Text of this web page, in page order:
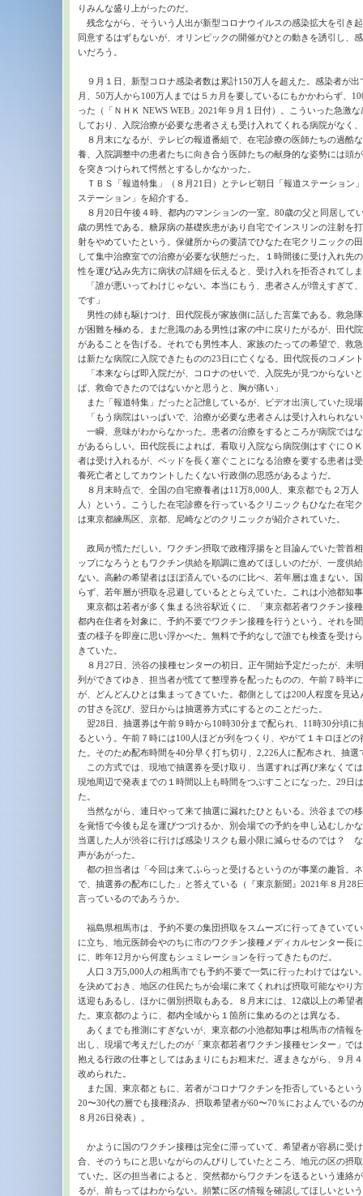
りみんな盛り上がったのだ。
残念ながら、そういう人出が新型コロナウイルスの感染拡大を引き
同意するはずもないが、オリンピックの開催がひとの動きを誘引し、
いだろう。
９月１日、新型コロナ感染者数は累計150万人を超えた。感染者が出
月、50万人から100万人までは５カ月を要しているにもかかわらず、
った（「ＮＨＫ NEWS WEB」2021年９月１日付）。こういった急激
しており、入院治療が必要な患者さえも受け入れてくれる病院がなく
８月末になるが、テレビの報道番組で、在宅診療の医師たちの過酷
養、入院調整中の患者たちに向き合う医師たちの献身的な姿勢には頭
を突きつけられて愕然とするしかなかった。
ＴＢＳ「報道特集」（８月21日）とテレビ朝日「報道ステーション
ステーション」を紹介する。
８月20日午後４時、都内のマンションの一室。80歳の父と同居して
歳の男性である。糖尿病の基礎疾患があり自宅でインスリンの注射を
射をやめていたという。保健所からの要請でひなた在宅クリニックの
して集中治療室での治療が必要な状態だった。１時間後に受け入れ先
性を運び込み先方に病状の詳細を伝えると、受け入れを拒否されてし
「誰が悪いってわけじゃない。本当にもう、患者さんが増えすぎて
です」
男性の姉も駆けつけ、田代院長が家族側に話した言葉である。救急
が困難を極める。まだ意識のある男性は家の中に戻りたがるが、田代
があることを告げる。それでも男性本人、家族のたっての希望で、救
は新たな病院に入院できたものの23日に亡くなる。田代院長のコメン
「本来ならば即入院だが、コロナのせいで、入院先が見つからない
ば、救命できたのではないかと思うと、胸が痛い」
また「報道特集」だったと記憶しているが、ビデオ出演していた現
「もう病院はいっぱいで、治療が必要な患者さんは受け入れられな
一瞬、意味がわからなかった。患者の治療をするところが病院では
があるらしい。田代院長によれば、看取り入院なら病院側はすぐにＯ
者は受け入れるが、ベッドを長く塞ぐことになる治療を要する患者は
養死亡者としてカウントしたくない行政側の思惑があるようだ。
８月末時点で、全国の自宅療養者は11万8,000人、東京都でも２万人
人）という。こうした在宅診療を行っているクリニックもひなた在宅
は東京都練馬区、京都、尼崎などのクリニックが紹介されていた。
政局が慌ただしい。ワクチン摂取で政権浮揚をと目論んでいた菅首
ップになろうともワクチン供給を順調に進めてほしいのだが、一度供
ない。高齢の希望者はほぼ済んでいるのに比べ、若年層は進まない。
らず、若年層が摂取を忌避しているととらえていた。これは小池都知
東京都は若者が多く集まる渋谷駅近くに、「東京都若者ワクチン接
都内在住者を対象に、予約不要でワクチン接種を行うという。それを
査の様子を即座に思い浮かべた。無料で予約なしで誰でも検査を受け
きていた。
８月27日、渋谷の接種センターの初日。正午開始予定だったが、未
列ができてゆき、担当者が慌てて整理券を配ったものの、午前７時半
が、どんどんひとは集まってきていた。都側としては200人程度を見
の甘さを詫び、翌日からは抽選券方式にするとのことだった。
翌28日、抽選券は午前９時から10時30分まで配られ、11時30分頃に
るという。午前７時には100人ほどが列をつくり、やがて１キロほど
た。そのため配布時間を40分早く打ち切り、2,226人に配布され、抽選
この方式では、現地で抽選券を受け取り、当選すれば再び来なくて
現地周辺で発表までの１時間以上も時間をつぶすことになった。29日
た。
当然ながら、連日やって来て抽選に漏れたひともいる。渋谷までの
を覚悟で今後も足を運びつづけるか、別会場での予約を申し込むしか
当選した人が渋谷に行けば感染リスクも最小限に減らせるのでは？
声があがった。
都の担当者は「今回は来てふらっと受けるというのが事業の趣旨。
で、抽選券の配布にした」と答えている（『東京新聞』2021年８月28
言っているのであろうか。
福島県相馬市は、予約不要の集団摂取をスムーズに行ってきていて
に立ち、地元医師会やのちに市のワクチン接種メディカルセンター長
に、昨年12月から何度もシュミレーションを行ってきたものだ。
人口３万5,000人の相馬市でも予約不要で一気に行ったわけではない
を決めておき、地区の住民たちが会場に来てくれれば摂取可能なやり
送迎もあるし、ほかに個別摂取もある。８月末には、12歳以上の希望
た。東京都のように、都内全域から１箇所に集めるのとは異なる。
あくまでも推測にすぎないが、東京都の小池都知事は相馬市の情報
出し、現場で考えだしたのが「東京都若者ワクチン接種センター」で
抱える行政の仕事としてはあまりにもお粗末だ。遅まきながら、９月
改められた。
また国、東京都ともに、若者がコロナワクチンを拒否しているとい
20〜30代の層でも接種済み、摂取希望者が60〜70％におよんでいるの
８月26日発表）。
かように国のワクチン接種は完全に滞っていて、希望者が容易に受
合、そのうちにと思いながらのんびりしていたところ、地元の区の摂
ていた。区の担当者によると、突然都からワクチンを送るという連絡
るが、前もってはわからない。頻繁に区の情報を確認してほしいとい